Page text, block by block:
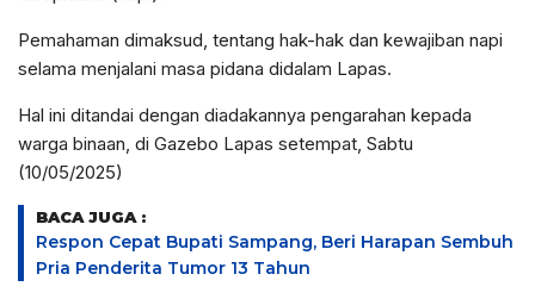
Pemahaman dimaksud, tentang hak-hak dan kewajiban napi
selama menjalani masa pidana didalam Lapas.
Hal ini ditandai dengan diadakannya pengarahan kepada
warga binaan, di Gazebo Lapas setempat, Sabtu
(10/05/2025)
BACA JUGA :
Respon Cepat Bupati Sampang, Beri Harapan Sembuh
Pria Penderita Tumor 13 Tahun